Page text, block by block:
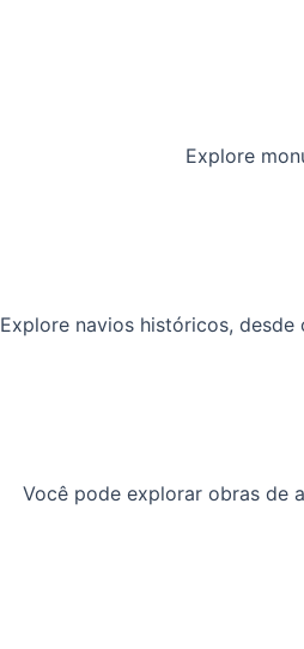
Explore
Explore navios históricos,
Você pode explorar obras de